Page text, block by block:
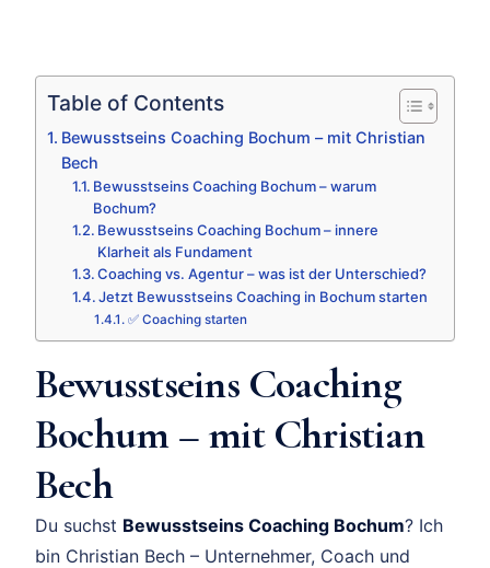
Table of Contents
Bewusstseins Coaching Bochum – mit Christian
Bech
Bewusstseins Coaching Bochum – warum
Bochum?
Bewusstseins Coaching Bochum – innere
Klarheit als Fundament
Coaching vs. Agentur – was ist der Unterschied?
Jetzt Bewusstseins Coaching in Bochum starten
✅ Coaching starten
Bewusstseins Coaching
Bochum – mit Christian
Bech
Du suchst Bewusstseins Coaching Bochum? Ich
bin Christian Bech – Unternehmer, Coach und